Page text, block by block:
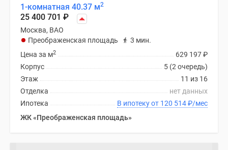
1-комнатная 40.37 м2
25 400 701 ₽
Москва, ВАО
Преображенская площадь
3 мин.
629 197₽
Цена за м2
5 (2 очередь)
Корпус
11 из 16
Этаж
нет данных
Отделка
В ипотеку от 120 514₽/мес
Ипотека
ЖК «Преображенская площадь»